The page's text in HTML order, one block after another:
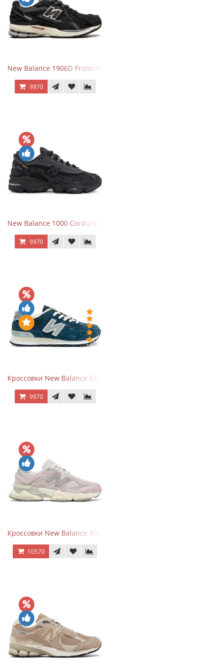
New Balance 1906D Protection Pack Black черные
9970
New Balance 1000 Cordura Trainers Black Cement
9970
Кроссовки New Balance 574 Navy Grey
9970
Кроссовки New Balance 9060 December Sky
10570